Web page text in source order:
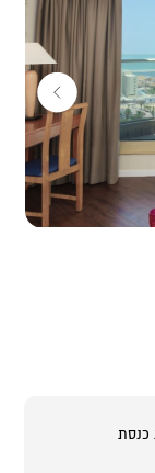
בוקר, צהריים
מגוון.
המלון, תוכלו
בשריות –
ומשחקים.
כנסת